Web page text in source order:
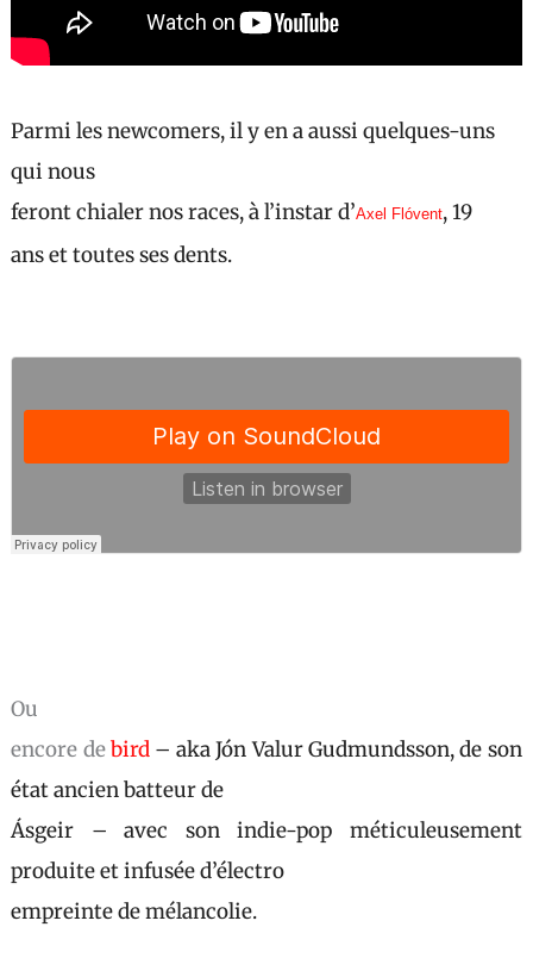
Parmi les newcomers, il y en a aussi quelques-uns
qui nous
feront chialer nos races, à l’instar d’Axel Flóvent, 19
ans et toutes ses dents.
Ou
encore de bird – aka Jón Valur Gudmundsson, de son
état ancien batteur de
Ásgeir – avec son indie-pop méticuleusement
produite et infusée d’électro
empreinte de mélancolie.